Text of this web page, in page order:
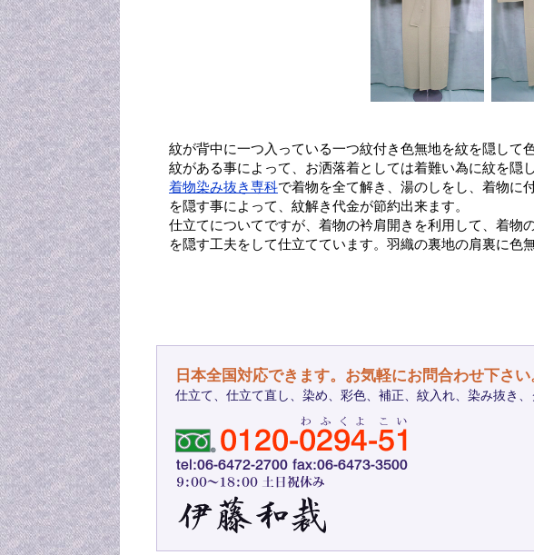
紋が背中に一つ入っている一つ紋付き色無地を紋を隠して
紋がある事によって、お洒落着としては着難い為に紋を隠
着物染み抜き専科で着物を全て解き、湯のしをし、着物に
を隠す事によって、紋解き代金が節約出来ます。
仕立てについてですが、着物の衿肩開きを利用して、着
を隠す工夫をして仕立てています。羽織の裏地の肩裏に色
日本全国対応できます。お気軽にお問合わせ下さい
仕立て、仕立て直し、染め、彩色、補正、紋入れ、染み抜き